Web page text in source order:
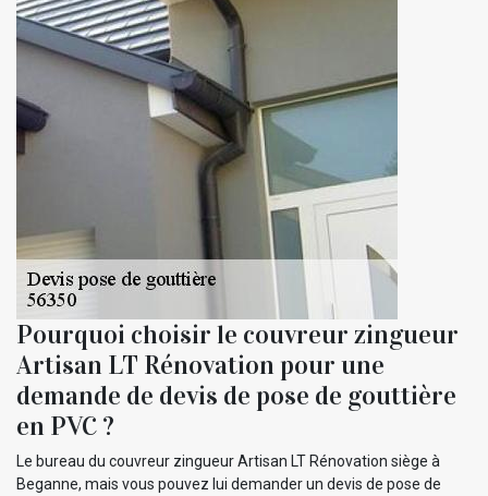
Pourquoi choisir le couvreur zingueur
Artisan LT Rénovation pour une
demande de devis de pose de gouttière
en PVC ?
Le bureau du couvreur zingueur Artisan LT Rénovation siège à
Beganne, mais vous pouvez lui demander un devis de pose de